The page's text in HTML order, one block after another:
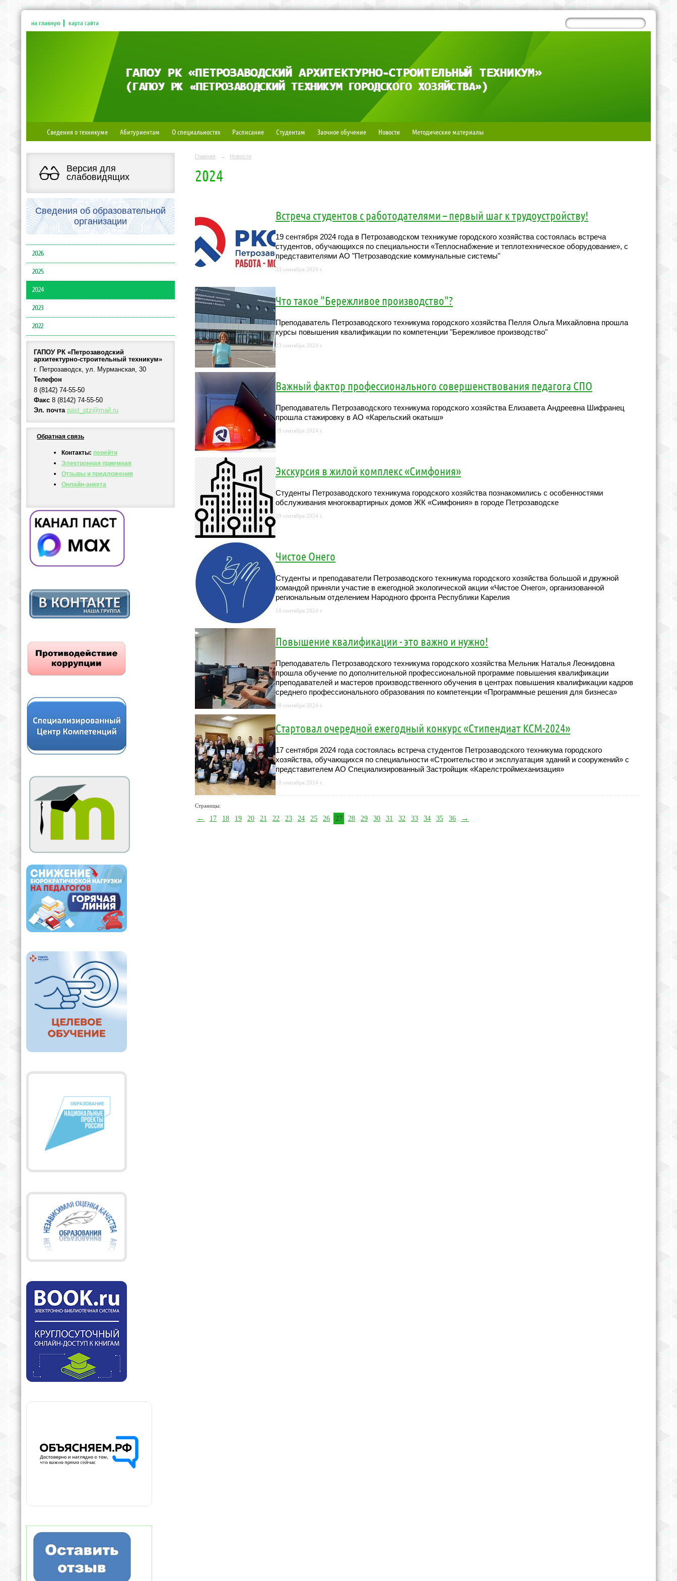
на главную карта сайта
Сведения о техникуме Абитуриентам О специальностях Расписание Студентам Заочное обучение Новости Методические материалы
Версия для
слабовидящих
Сведения об образовательной
организации
2026
2025
2024
2023
2022
ГАПОУ РК «Петрозаводский
архитектурно-строительный техникум»
г. Петрозаводск, ул. Мурманская, 30
Телефон
8 (8142) 74-55-50
Факс 8 (8142) 74-55-50
Эл. почта past_ptz@mail.ru
Обратная связь
Контакты: перейти
Электронная приемная
Отзывы и предложения
Онлайн-анкета
Главная → Новости
2024
Встреча студентов с работодателями – первый шаг к трудоустройству!
19 сентября 2024 года в Петрозаводском техникуме городского хозяйства состоялась встреча
студентов, обучающихся по специальности «Теплоснабжение и теплотехническое оборудование», с
представителями АО "Петрозаводские коммунальные системы"
23 сентября 2024 г.
Что такое "Бережливое производство"?
Преподаватель Петрозаводского техникума городского хозяйства Пелля Ольга Михайловна прошла
курсы повышения квалификации по компетенции "Бережливое производство"
23 сентября 2024 г.
Важный фактор профессионального совершенствования педагога СПО
Преподаватель Петрозаводского техникума городского хозяйства Елизавета Андреевна Шифранец
прошла стажировку в АО «Карельский окатыш»
19 сентября 2024 г.
Экскурсия в жилой комплекс «Симфония»
Студенты Петрозаводского техникума городского хозяйства познакомились с особенностями
обслуживания многоквартирных домов ЖК «Симфония» в городе Петрозаводске
19 сентября 2024 г.
Чистое Онего
Студенты и преподаватели Петрозаводского техникума городского хозяйства большой и дружной
командой приняли участие в ежегодной экологической акции «Чистое Онего», организованной
региональным отделением Народного фронта Республики Карелия
18 сентября 2024 г.
Повышение квалификации - это важно и нужно!
Преподаватель Петрозаводского техникума городского хозяйства Мельник Наталья Леонидовна
прошла обучение по дополнительной профессиональной программе повышения квалификации
преподавателей и мастеров производственного обучения в центрах повышения квалификации кадров
среднего профессионального образования по компетенции «Программные решения для бизнеса»
18 сентября 2024 г.
Стартовал очередной ежегодный конкурс «Стипендиат КСМ-2024»
17 сентября 2024 года состоялась встреча студентов Петрозаводского техникума городского
хозяйства, обучающихся по специальности «Строительство и эксплуатация зданий и сооружений» с
представителем АО Специализированный Застройщик «Карелстроймеханизация»
18 сентября 2024 г.
Страницы:
← 17 18 19 20 21 22 23 24 25 26 27 28 29 30 31 32 33 34 35 36 →